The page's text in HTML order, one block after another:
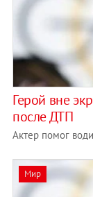
Герой вне
после ДТП
Актер помог
Мир